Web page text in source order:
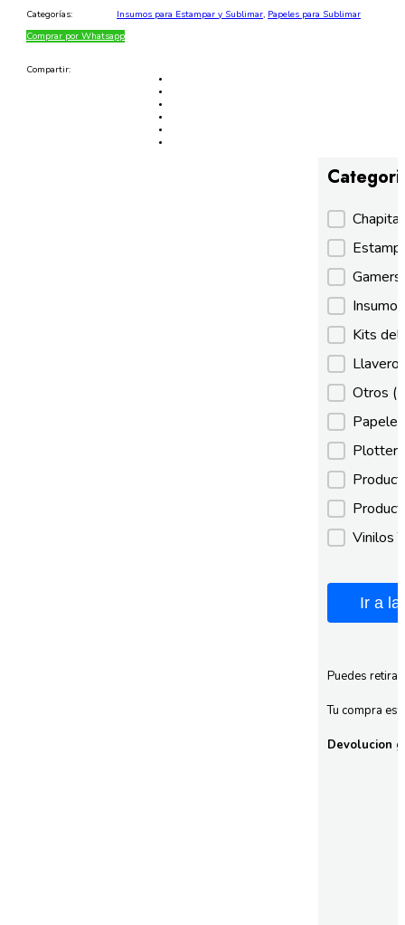
Categorías:
Insumos para Estampar y Sublimar, Papeles para Sublimar
Comprar por Whatsapp
Compartir:
Gamers
Kits
Otros
Vinilos
Ir a la
Puedes
Tu compra
Devolucion